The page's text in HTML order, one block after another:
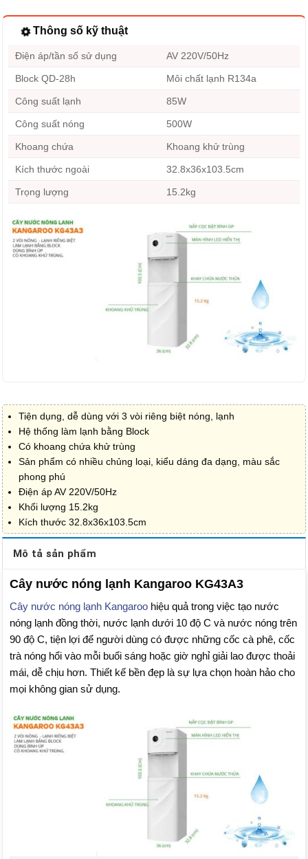
Thông số kỹ thuật
Điện áp/tần số sử dụng AV 220V/50Hz
Block QD-28h Môi chất lạnh R134a
Công suất lạnh 85W
Công suất nóng 500W
Khoang chứa Khoang khử trùng
Kích thước ngoài 32.8x36x103.5cm
Trọng lượng 15.2kg
Tiện dụng, dễ dùng với 3 vòi riêng biệt nóng, lạnh
Hệ thống làm lạnh bằng Block
Có khoang chứa khử trùng
Sản phẩm có nhiều chủng loại, kiểu dáng đa dạng, màu sắc
phong phú
Điện áp AV 220V/50Hz
Khối lượng 15.2kg
Kích thước 32.8x36x103.5cm
Mô tả sản phẩm
Cây nước nóng lạnh Kangaroo KG43A3
Cây nước nóng lạnh Kangaroohiệu quả trong việc tạo nước
nóng lạnh đồng thời, nước lạnh dưới 10 độ C và nước nóng trên
90 độ C, tiện lợi để người dùng có được những cốc cà phê, cốc
trà nóng hổi vào mỗi buổi sáng hoặc giờ nghỉ giải lao được thoải
mái, dễ chịu hơn. Thiết kế bền đẹp là sự lựa chọn hoàn hảo cho
mọi không gian sử dụng.